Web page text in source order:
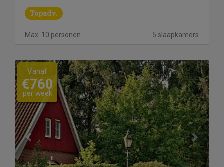
Topadv.
Max. 10 personen 5 slaapkamers
Previous Next
Vanaf
€760
per week